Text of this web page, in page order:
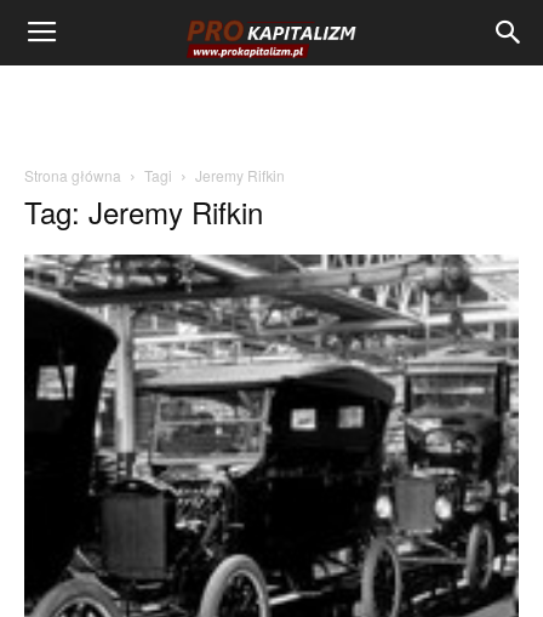
Strona główna Tagi Jeremy Rifkin
Tag: Jeremy Rifkin